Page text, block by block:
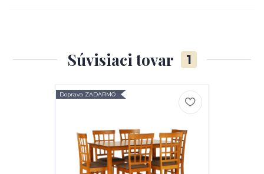
Súvisiaci tovar 1
Doprava ZADARMO